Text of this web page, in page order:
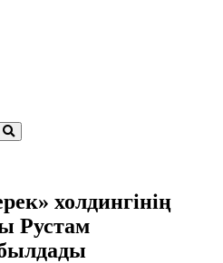
холдингінің
Рустам